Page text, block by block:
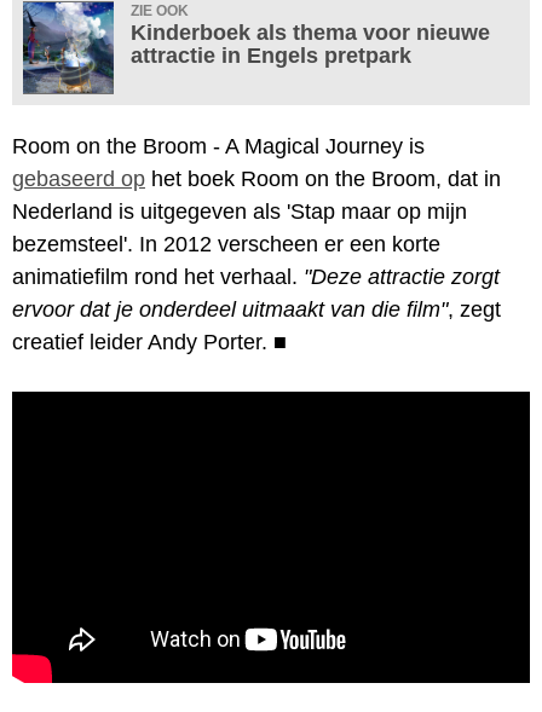
ZIE OOK
Kinderboek als thema voor nieuwe
attractie in Engels pretpark
Room on the Broom - A Magical Journey is
gebaseerd op het boek Room on the Broom, dat in
Nederland is uitgegeven als 'Stap maar op mijn
bezemsteel'. In 2012 verscheen er een korte
animatiefilm rond het verhaal. "Deze attractie zorgt
ervoor dat je onderdeel uitmaakt van die film", zegt
creatief leider Andy Porter. ■